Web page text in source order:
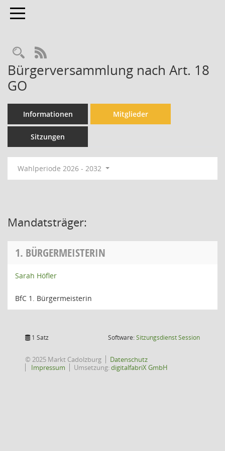
Toggle navigation
Rechercheauswahl
RSS-Feed
Bürgerversammlung nach Art. 18
GO
Informationen Mitglieder
Sitzungen
Wahlperiode 2026 - 2032
Mandatsträger:
1. BÜRGERMEISTERIN
Sarah Höfler
BfC 1. Bürgermeisterin
1 Satz Software:SitzungsdienstSession(Wird in
© 2025 Markt Cadolzburg
Datenschutz
Impressum
Umsetzung:digitalfabriX GmbH